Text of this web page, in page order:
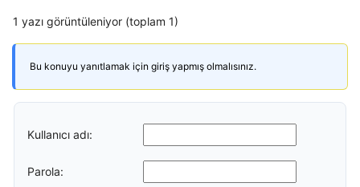
1 yazı görüntüleniyor (toplam 1)
Bu konuyu yanıtlamak için giriş yapmış olmalısınız.
Kullanıcı adı:
Parola: